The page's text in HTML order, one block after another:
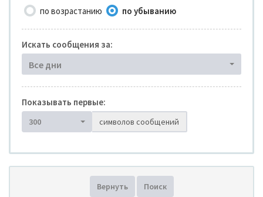
по возрастанию по убыванию
Искать сообщения за:
Все дни
Показывать первые:
300 символов сообщений
Вернуть Поиск